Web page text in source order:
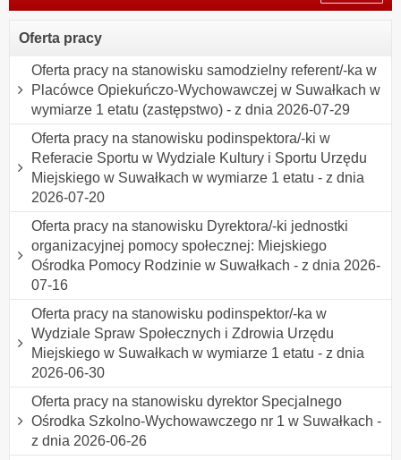
Oferta pracy
Oferta pracy na stanowisku samodzielny referent/-ka w
Placówce Opiekuńczo-Wychowawczej w Suwałkach w
wymiarze 1 etatu (zastępstwo) - z dnia 2026-07-29
Oferta pracy na stanowisku podinspektora/-ki w
Referacie Sportu w Wydziale Kultury i Sportu Urzędu
Miejskiego w Suwałkach w wymiarze 1 etatu - z dnia
2026-07-20
Oferta pracy na stanowisku Dyrektora/-ki jednostki
organizacyjnej pomocy społecznej: Miejskiego
Ośrodka Pomocy Rodzinie w Suwałkach - z dnia 2026-
07-16
Oferta pracy na stanowisku podinspektor/-ka w
Wydziale Spraw Społecznych i Zdrowia Urzędu
Miejskiego w Suwałkach w wymiarze 1 etatu - z dnia
2026-06-30
Oferta pracy na stanowisku dyrektor Specjalnego
Ośrodka Szkolno-Wychowawczego nr 1 w Suwałkach -
z dnia 2026-06-26